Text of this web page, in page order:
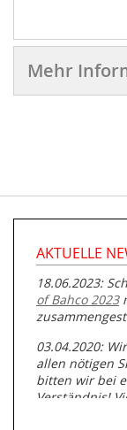
Mehr
AKTUELLE
18.06.2023:
of Bahco 2023
03.04.2020:
allen nötigen
bitten wir bei
Verständnis!